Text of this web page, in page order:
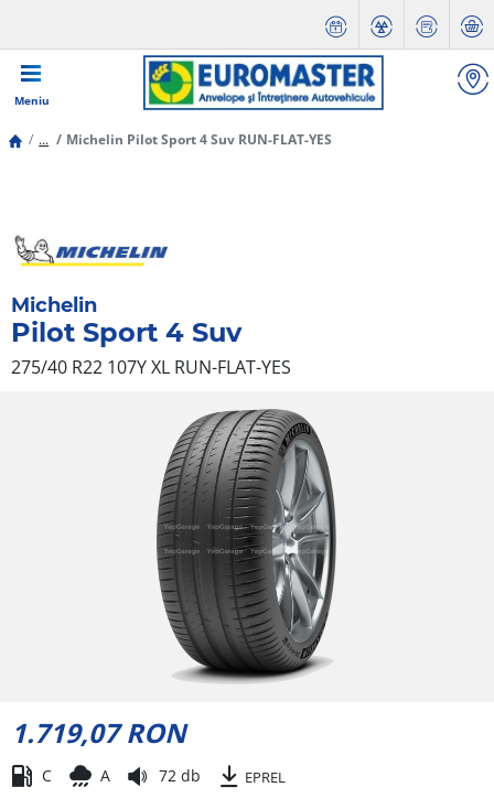
Meniu
... Michelin Pilot Sport 4 Suv RUN-FLAT-YES
Michelin
Pilot Sport 4 Suv
275/40 R22 107YXL RUN-FLAT-YES
1.719,07 RON
C A 72 db EPREL